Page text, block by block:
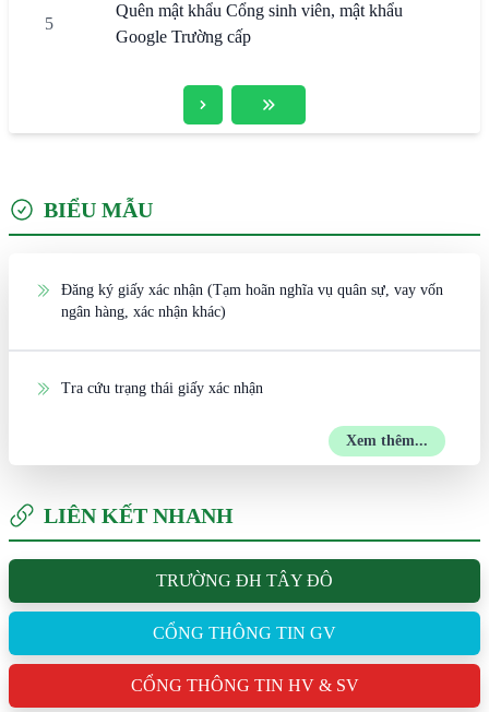
5
Quên mật khẩu Cổng sinh viên, mật khẩu
Google Trường cấp
BIỂU MẪU
Đăng ký giấy xác nhận (Tạm hoãn nghĩa vụ quân sự, vay vốn
ngân hàng, xác nhận khác)
Tra cứu trạng thái giấy xác nhận
Xem thêm...
LIÊN KẾT NHANH
TRƯỜNG ĐH TÂY ĐÔ
CỔNG THÔNG TIN GV
CỔNG THÔNG TIN HV & SV